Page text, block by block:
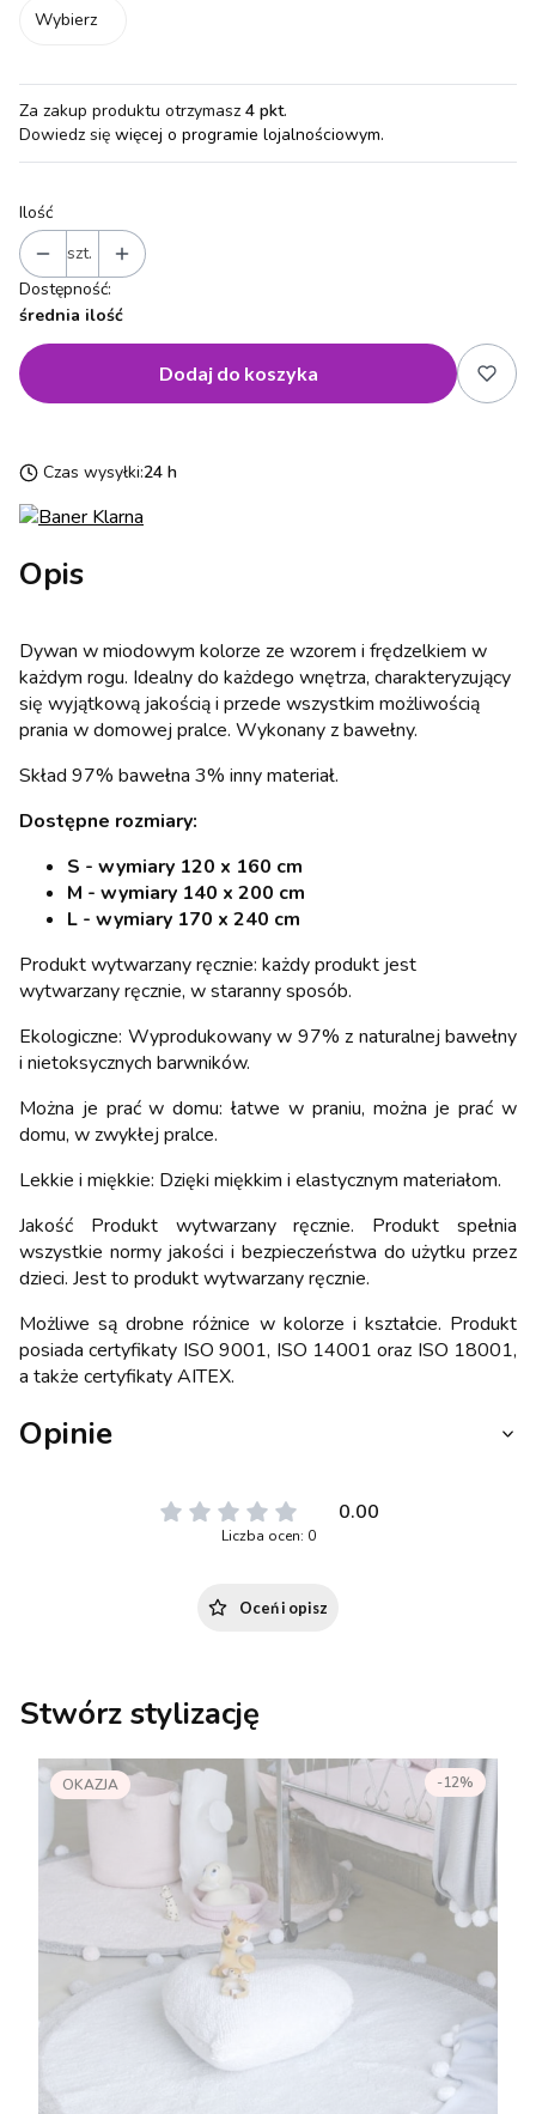
Wybierz
Za zakup produktu otrzymasz 4 pkt.
Dowiedz się więcej o programie lojalnościowym.
Ilość
szt.
Dostępność:
średnia ilość
Dodaj do koszyka
Czas wysyłki:24 h
Opis
Dywan w miodowym kolorze ze wzorem i frędzelkiem w
każdym rogu. Idealny do każdego wnętrza, charakteryzujący
się wyjątkową jakością i przede wszystkim możliwością
prania w domowej pralce. Wykonany z bawełny.
Skład 97% bawełna 3% inny materiał.
Dostępne rozmiary:
S - wymiary 120 x 160 cm
M - wymiary 140 x 200 cm
L - wymiary 170 x 240 cm
Produkt wytwarzany ręcznie: każdy produkt jest
wytwarzany ręcznie, w staranny sposób.
Ekologiczne: Wyprodukowany w 97% z naturalnej bawełny
i nietoksycznych barwników.
Można je prać w domu: łatwe w praniu, można je prać w
domu, w zwykłej pralce.
Lekkie i miękkie: Dzięki miękkim i elastycznym materiałom.
Jakość Produkt wytwarzany ręcznie. Produkt spełnia
wszystkie normy jakości i bezpieczeństwa do użytku przez
dzieci. Jest to produkt wytwarzany ręcznie.
Możliwe są drobne różnice w kolorze i kształcie. Produkt
posiada certyfikaty ISO 9001, ISO 14001 oraz ISO 18001,
a także certyfikaty AITEX.
Opinie
0.00
Liczba ocen: 0
Oceń i opisz
Stwórz stylizację
OKAZJA -12%